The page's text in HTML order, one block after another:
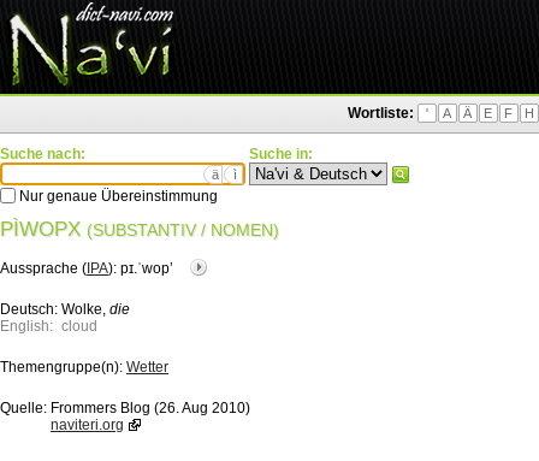
Wortliste: ' A Ä E F H
Suche nach:
ä ì
Nur genaue Übereinstimmung
Suche in:
PÌWOPX (SUBSTANTIV / NOMEN)
Aussprache ( IPA): pɪ.ˈwopʼ
Deutsch: Wolke, die
English: cloud
Themengruppe(n): Wetter
Quelle: Frommers Blog (26. Aug 2010)
naviteri.org